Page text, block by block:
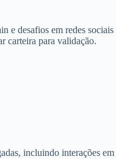
e desafios em redes sociais
carteira para validação.
incluindo interações em